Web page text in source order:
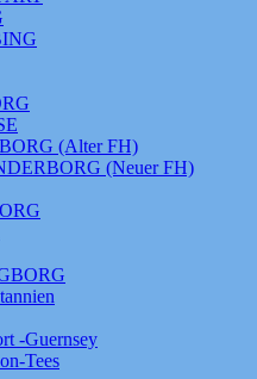
(Alter FH)
(Neuer FH)
-Guernsey
Tees